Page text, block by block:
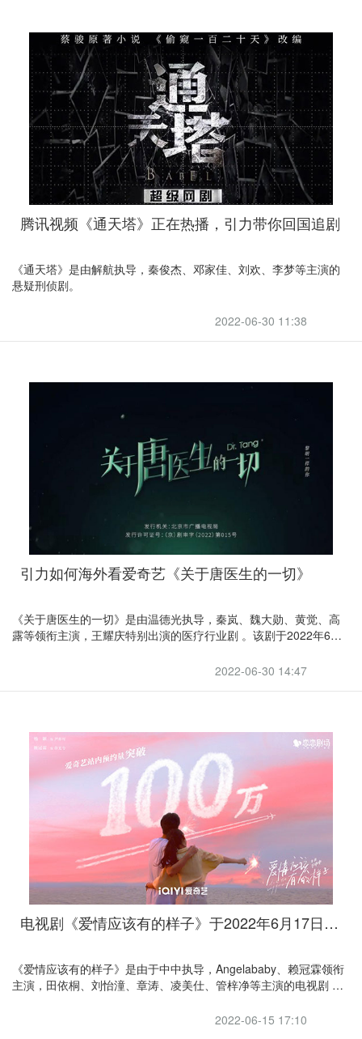
腾讯视频《通天塔》正在热播，引力带你回国追剧
《通天塔》是由解航执导，秦俊杰、邓家佳、刘欢、李梦等主演的
悬疑刑侦剧。
2022-06-30 11:38
引力如何海外看爱奇艺《关于唐医生的一切》
《关于唐医生的一切》是由温德光执导，秦岚、魏大勋、黄觉、高
露等领衔主演，王耀庆特别出演的医疗行业剧 。该剧于2022年6月
2022-06-30 14:47
电视剧《爱情应该有的样子》于2022年6月17日在爱奇艺播出
《爱情应该有的样子》是由于中中执导，Angelababy、赖冠霖领衔
主演，田依桐、刘怡潼、章涛、凌美仕、管梓净等主演的电视剧 。
人生的尹亦可与儿时的伙伴徐光兮一屋两人，三餐四季的甜蜜爱情
2022-06-15 17:10